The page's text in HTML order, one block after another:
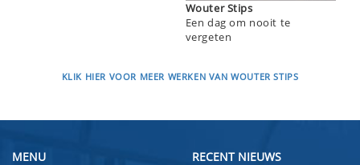
Wouter Stips
Een dag om nooit te
vergeten
KLIK HIER VOOR MEER WERKEN VAN WOUTER STIPS
MENU RECENT NIEUWS